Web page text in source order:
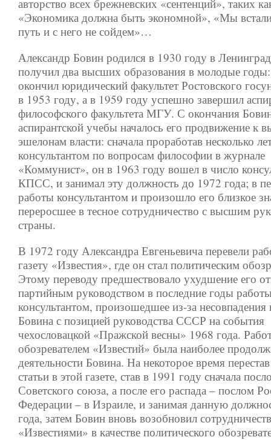
авторство всех брежневских «сентенций», таких
«Экономика должна быть экономной», «Мы
путь и с него не сойдем»…
Александр Бовин родился в 1930 году в
получил два высших образования в молодые годы:
окончил юридический факультет Ростовского
в 1953 году, а в 1959 году успешно завершил
философского факультета МГУ. С окончания
аспирантской учебы началось его продвижение к
эшелонам власти: сначала проработав несколько
консультантом по вопросам философии в журнале
«Коммунист», он в 1963 году вошел в число
КПСС, и занимал эту должность до 1972 года; в
работы консультантом и произошло его близкое
переросшее в тесное сотрудничество с высшим
страны.
В 1972 году Александра Евгеньевича перевели
газету «Известия», где он стал политическим
Этому переводу предшествовало ухудшение его
партийным руководством в последние годы
консультантом, произошедшее из-за несовпадения
Бовина с позицией руководства СССР на события
чехословацкой «Пражской весны» 1968 года.
обозревателем «Известий» была наиболее
деятельности Бовина. На некоторое время
статьи в этой газете, став в 1991 году сначала
Советского союза, а после его распада – послом
Федерации – в Израиле, и занимая данную
года, затем Бовин вновь возобновил
«Известиями» в качестве политического